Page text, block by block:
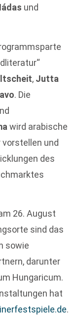
und
, Jutta
. Die
wird arabische
vorstellen und
des
26. August
sind das
sowie
darunter
Hungaricum.
hat
.